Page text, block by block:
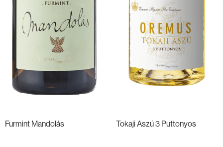
Furmint Mandolás Tokaji Aszú 3 Puttonyos